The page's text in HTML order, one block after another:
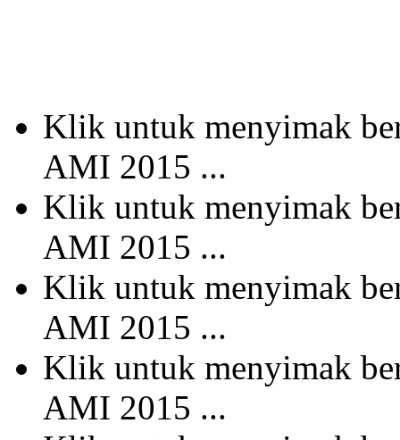
Klik untuk menyimak
AMI 2015 ...
Klik untuk menyimak
AMI 2015 ...
Klik untuk menyimak
AMI 2015 ...
Klik untuk menyimak
AMI 2015 ...